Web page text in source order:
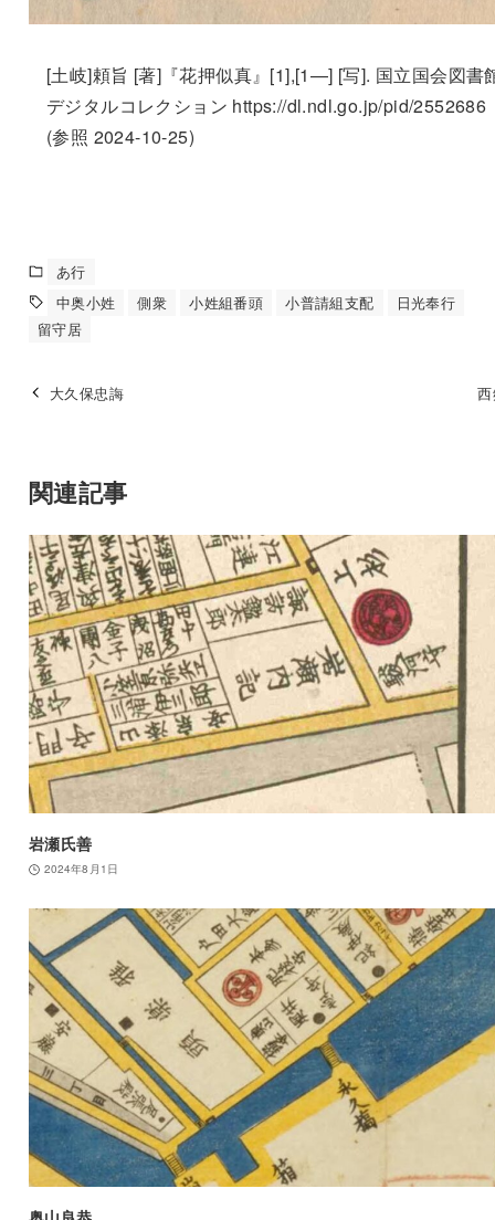
[土岐]頼旨 [著]『花押似真』[1],[1—] [写]. 国立国会図書
デジタルコレクション https://dl.ndl.go.jp/pid/2552686
(参照 2024-10-25)
あ行
中奥小姓
側衆 小姓組番頭 小普請組支配
日光奉行
留守居
大久保忠誨
関連記事
岩瀬氏善
2024年8月1日